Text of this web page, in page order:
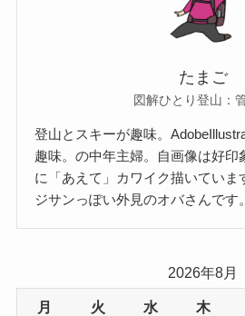
たまご
図解ひとり登山：
登山とスキーが趣味。
趣味。の中年主婦。自画像は好印
に「あえて」カワイク描いていま
ジサンっぽい外見のオバさんです。
2026年8月
月 火 水 木